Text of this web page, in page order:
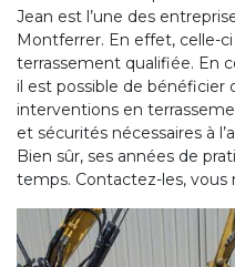
Jean est l’une des
Montferrer. En effet, celle-
terrassement qualifiée. En
il est possible de bénéficier
interventions en
et sécurités nécessaires à
Bien sûr, ses années de
temps. Contactez-les, vous